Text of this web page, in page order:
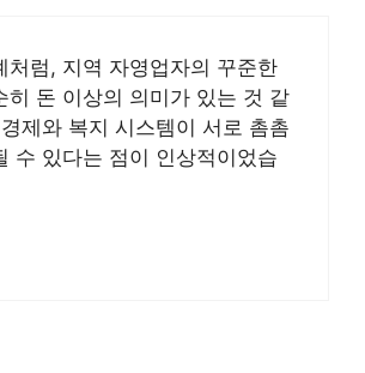
처럼, 지역 자영업자의 꾸준한
히 돈 이상의 의미가 있는 것 같
제와 복지 시스템이 서로 촘촘
수 있다는 점이 인상적이었습